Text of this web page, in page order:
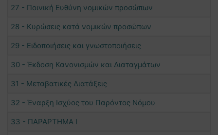
27 - Ποινική Ευθύνη νομικών προσώπων
28 - Κυρώσεις κατά νομικών προσώπων
29 - Ειδοποιήσεις και γνωστοποιήσεις
30 - Έκδοση Κανονισμών και Διαταγμάτων
31 - Μεταβατικές Διατάξεις
32 - Έναρξη Ισχύος του Παρόντος Νόμου
33 - ΠΑΡΑΡΤΗΜΑ Ι